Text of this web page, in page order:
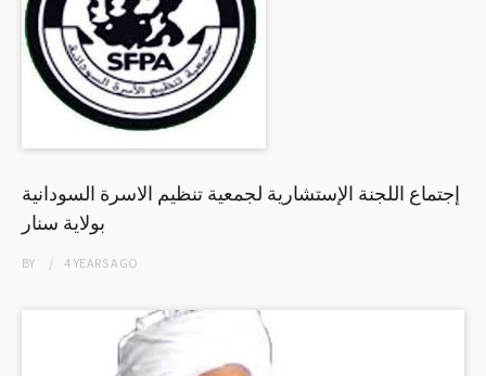
إجتماع اللجنة الإستشارية لجمعية تنظيم الاسرة السودانية
بولاية سنار
BY 4 YEARSAGO